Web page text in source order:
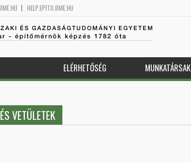
HELP.EPITO.BME.HU
ÉS GAZDASÁGTUDOMÁNYI EGYETEM
- építőmérnök képzés 1782 óta
ELÉRHETŐSÉG MUNKATÁRSAK
VETÜLETEK